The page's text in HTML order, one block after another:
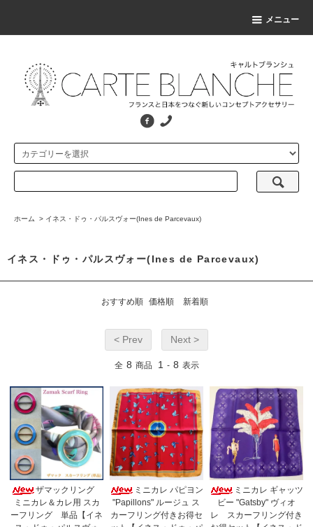
メニュー
ホーム > イネス・ドゥ・パルスヴォー(Ines de Parcevaux)
イネス・ドゥ・パルスヴォー(Ines de Parcevaux)
おすすめ順 価格順 新着順
< Prev Next >
全 8 商品 1 - 8 表示
ザマックリング
ミニカレ＆カレ用 スカ
ーフリング 単品【イネ
ミニカレ パピヨン
"Papillons" ルージュ ス
カーフリング付きお得セ
ミニカレ ギャッツ
ビー "Gatsby" ヴィオ
レ スカーフリング付き